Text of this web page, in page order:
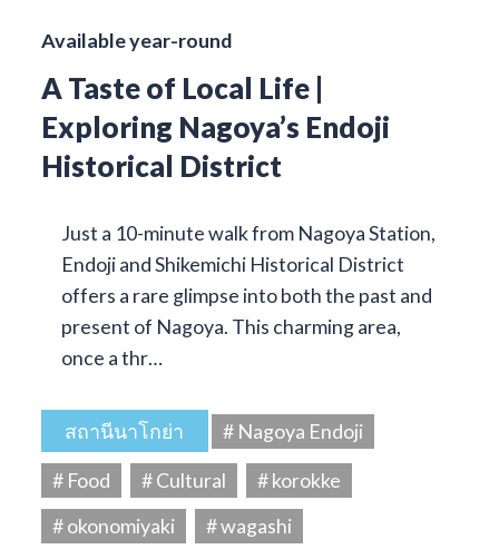
Available year-round
A Taste of Local Life |
Exploring Nagoya’s Endoji
Historical District
Just a 10-minute walk from Nagoya Station,
Endoji and Shikemichi Historical District
offers a rare glimpse into both the past and
present of Nagoya. This charming area,
once a thr…
สถานีนาโกย่า
# Nagoya Endoji
# Food
# Cultural
# korokke
# okonomiyaki
# wagashi